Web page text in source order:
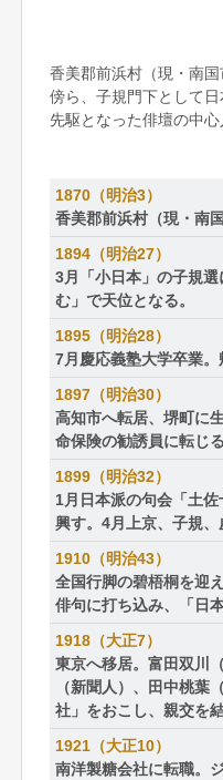
香美郡前浜村（現・南
傍ら、子規門下として
先駆となった俳壇の中心
1870（明治3）
香美郡前浜村（現・南
1894（明治27）
3月「小日本」の子規
む」で天位となる。
1895（明治28）
7月慶応義塾大学卒業。
1897（明治30）
高知市へ転居、堺町に
命保険の勧誘員に転じる
1899（明治32）
1月日本派の句会「土
興す。4月上京、子規、
1910（明治43）
全国行脚の碧梧桐を迎
俳句に打ち込み、「日
1918（大正7）
東京へ移居。富田双川
（新聞人）、田中桃葉
社」をおこし、親交を結
1921（大正10）
南洋製糖会社に転職。